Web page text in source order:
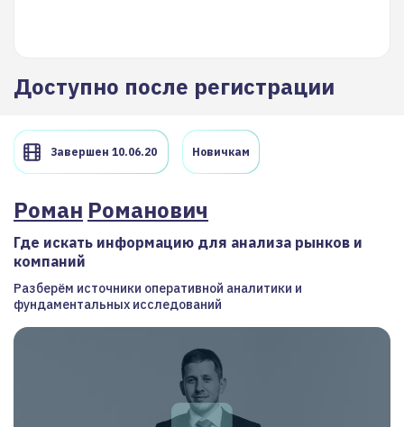
Доступно после регистрации
Завершен 10.06.20 Новичкам
Роман Романович
Где искать информацию для анализа рынков и
компаний
Разберём источники оперативной аналитики и
фундаментальных исследований